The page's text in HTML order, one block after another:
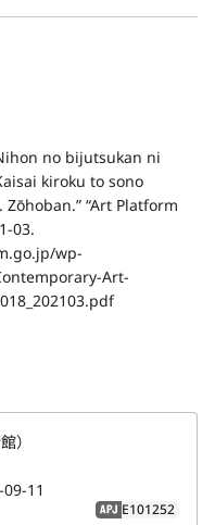
no bijutsukan ni
kiroku to sono
“Art Platform
03.
wp-
Art-
）
11
APJ E101252